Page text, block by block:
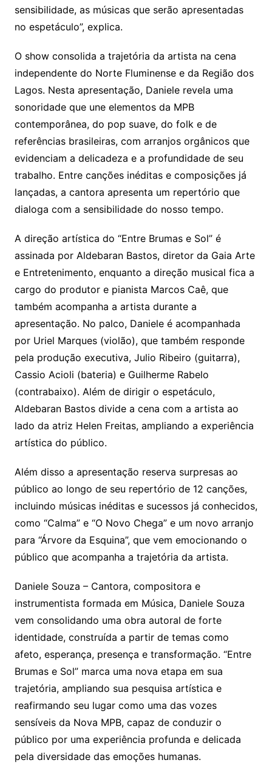
sensibilidade, as músicas que serão apresentadas
no espetáculo”, explica.
O show consolida a trajetória da artista na cena
independente do Norte Fluminense e da Região dos
Lagos. Nesta apresentação, Daniele revela uma
sonoridade que une elementos da MPB
contemporânea, do pop suave, do folk e de
referências brasileiras, com arranjos orgânicos que
evidenciam a delicadeza e a profundidade de seu
trabalho. Entre canções inéditas e composições já
lançadas, a cantora apresenta um repertório que
dialoga com a sensibilidade do nosso tempo.
A direção artística do “Entre Brumas e Sol” é
assinada por Aldebaran Bastos, diretor da Gaia Arte
e Entretenimento, enquanto a direção musical fica a
cargo do produtor e pianista Marcos Caê, que
também acompanha a artista durante a
apresentação. No palco, Daniele é acompanhada
por Uriel Marques (violão), que também responde
pela produção executiva, Julio Ribeiro (guitarra),
Cassio Acioli (bateria) e Guilherme Rabelo
(contrabaixo). Além de dirigir o espetáculo,
Aldebaran Bastos divide a cena com a artista ao
lado da atriz Helen Freitas, ampliando a experiência
artística do público.
Além disso a apresentação reserva surpresas ao
público ao longo de seu repertório de 12 canções,
incluindo músicas inéditas e sucessos já conhecidos,
como “Calma” e “O Novo Chega” e um novo arranjo
para “Árvore da Esquina”, que vem emocionando o
público que acompanha a trajetória da artista.
Daniele Souza – Cantora, compositora e
instrumentista formada em Música, Daniele Souza
vem consolidando uma obra autoral de forte
identidade, construída a partir de temas como
afeto, esperança, presença e transformação. “Entre
Brumas e Sol” marca uma nova etapa em sua
trajetória, ampliando sua pesquisa artística e
reafirmando seu lugar como uma das vozes
sensíveis da Nova MPB, capaz de conduzir o
público por uma experiência profunda e delicada
pela diversidade das emoções humanas.